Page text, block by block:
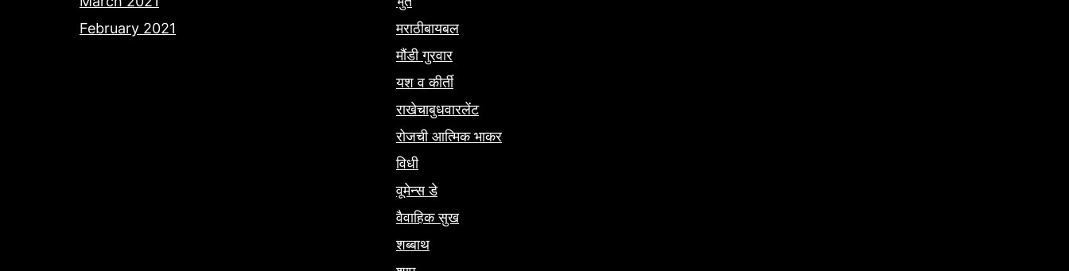
February 2021
मराठीबायबल
मौंडी गुरवार
यश व कीर्ती
राखेचाबुधवारलेंट
रोजची आत्मिक भाकर
विधी
वूमेन्स डे
वैवाहिक सुख
शब्बाथ